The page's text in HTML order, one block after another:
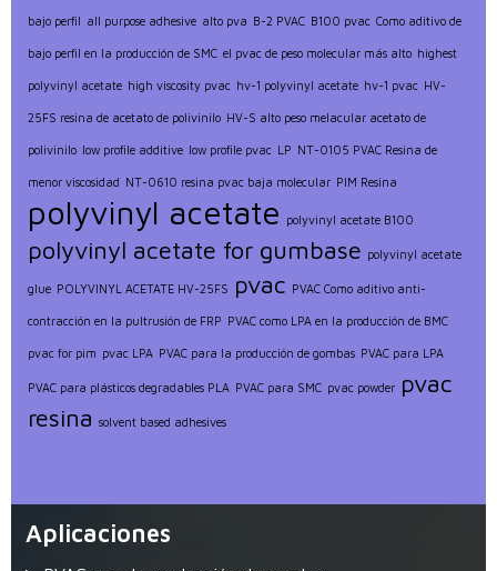
bajo perfil all purpose adhesive alto pva B-2 PVAC B100 pvac Como aditivo de
bajo perfil en la producción de SMC el pvac de peso molecular más alto highest
polyvinyl acetate high viscosity pvac hv-1 polyvinyl acetate hv-1 pvac HV-
25FS resina de acetato de polivinilo HV-S alto peso melacular acetato de
polivinilo low profile additive low profile pvac LP NT-0105 PVAC Resina de
menor viscosidad NT-0610 resina pvac baja molecular PIM Resina
polyvinyl acetate polyvinyl acetate B100
polyvinyl acetate for gumbase polyvinyl acetate
glue POLYVINYL ACETATE HV-25FS pvac PVAC Como aditivo anti-
contracción en la pultrusión de FRP PVAC como LPA en la producción de BMC
pvac for pim pvac LPA PVAC para la producción de gombas PVAC para LPA
PVAC para plásticos degradables PLA PVAC para SMC pvac powder pvac
resina solvent based adhesives
Aplicaciones